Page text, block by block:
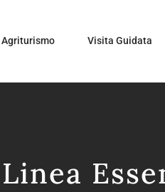
Agriturismo Visita Guidata
Linea